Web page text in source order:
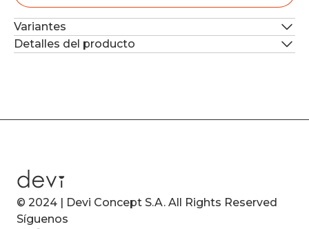
Variantes
Detalles del producto
© 2024 | Devi Concept S.A. All Rights Reserved
Síguenos